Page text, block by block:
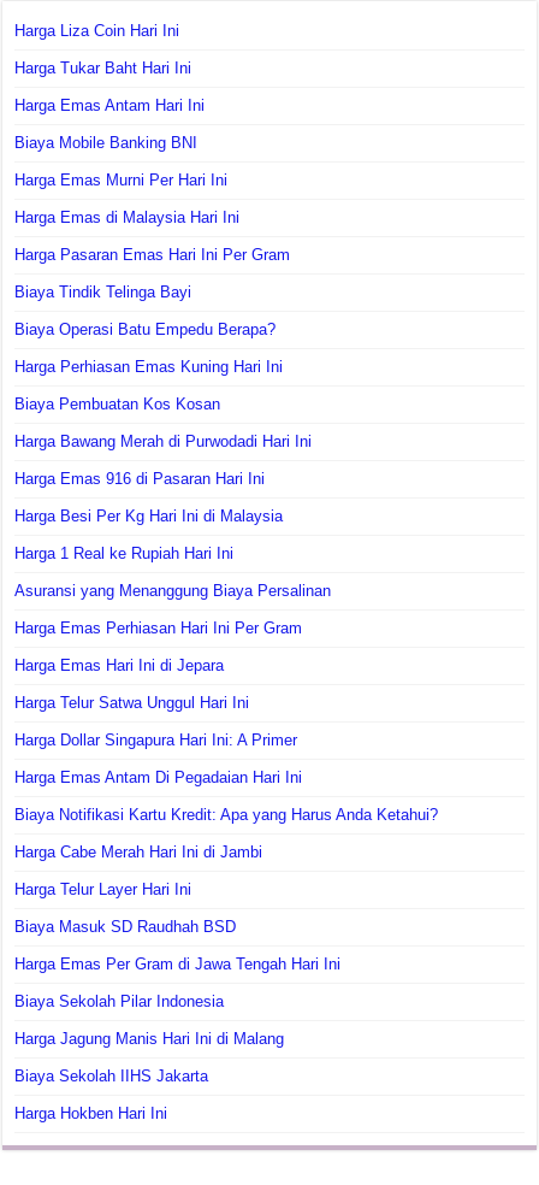
Harga Liza Coin Hari Ini
Harga Tukar Baht Hari Ini
Harga Emas Antam Hari Ini
Biaya Mobile Banking BNI
Harga Emas Murni Per Hari Ini
Harga Emas di Malaysia Hari Ini
Harga Pasaran Emas Hari Ini Per Gram
Biaya Tindik Telinga Bayi
Biaya Operasi Batu Empedu Berapa?
Harga Perhiasan Emas Kuning Hari Ini
Biaya Pembuatan Kos Kosan
Harga Bawang Merah di Purwodadi Hari Ini
Harga Emas 916 di Pasaran Hari Ini
Harga Besi Per Kg Hari Ini di Malaysia
Harga 1 Real ke Rupiah Hari Ini
Asuransi yang Menanggung Biaya Persalinan
Harga Emas Perhiasan Hari Ini Per Gram
Harga Emas Hari Ini di Jepara
Harga Telur Satwa Unggul Hari Ini
Harga Dollar Singapura Hari Ini: A Primer
Harga Emas Antam Di Pegadaian Hari Ini
Biaya Notifikasi Kartu Kredit: Apa yang Harus Anda Ketahui?
Harga Cabe Merah Hari Ini di Jambi
Harga Telur Layer Hari Ini
Biaya Masuk SD Raudhah BSD
Harga Emas Per Gram di Jawa Tengah Hari Ini
Biaya Sekolah Pilar Indonesia
Harga Jagung Manis Hari Ini di Malang
Biaya Sekolah IIHS Jakarta
Harga Hokben Hari Ini